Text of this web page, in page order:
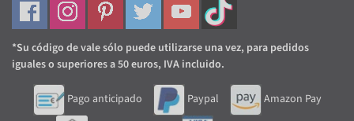
*Su código de vale sólo puede utilizarse una vez, para pedidos
iguales o superiores a 50 euros, IVA incluido.
Pago anticipado Paypal Amazon Pay